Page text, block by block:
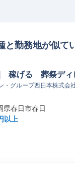
と勤務地が似て
| 稼げる 葬祭ディ
・グループ西日本株式会
県春日市春日
以上